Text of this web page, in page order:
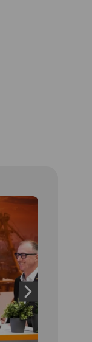
slides. Only
Next slide